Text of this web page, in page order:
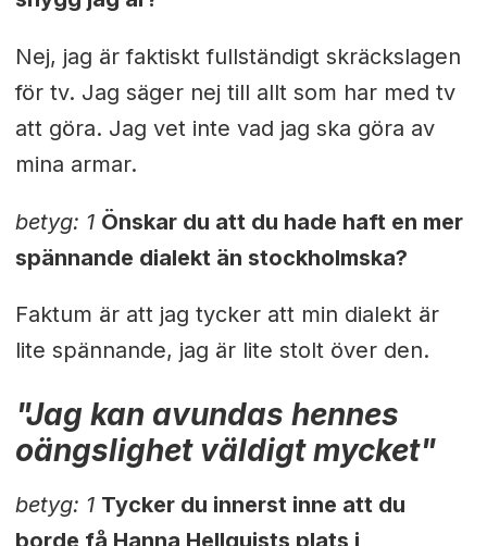
Nej, jag är faktiskt fullständigt skräckslagen
för tv. Jag säger nej till allt som har med tv
att göra. Jag vet inte vad jag ska göra av
mina armar.
betyg: 1 Önskar du att du hade haft en mer
spännande dialekt än stockholmska?
Faktum är att jag tycker att min dialekt är
lite spännande, jag är lite stolt över den.
"Jag kan avundas hennes
oängslighet väldigt mycket"
betyg: 1 Tycker du innerst inne att du